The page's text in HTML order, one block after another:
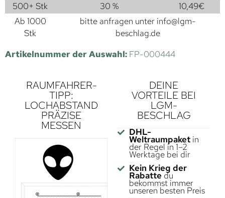
500+ Stk
30 % 10,49€
Ab 1000
Stk
bitte anfragen unter info@lgm-
beschlag.de
Artikelnummer der Auswahl: FP-000444
RAUMFAHRER-
TIPP:
LOCHABSTAND
PRÄZISE
MESSEN
DEINE
VORTEILE BEI
LGM-
BESCHLAG
DHL-
Weltraumpaketin
der Regel in 1–2
Werktage bei dir
Kein Krieg der
Rabatte du
bekommst immer
unseren besten Preis